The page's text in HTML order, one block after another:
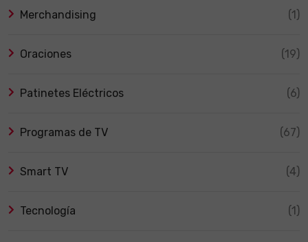
Merchandising (1)
Oraciones (19)
Patinetes Eléctricos (6)
Programas de TV (67)
Smart TV (4)
Tecnología (1)